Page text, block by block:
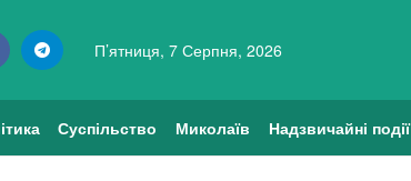
П’ятниця, 7 Серпня, 2026
Суспільство Миколаїв Надзвичайні події